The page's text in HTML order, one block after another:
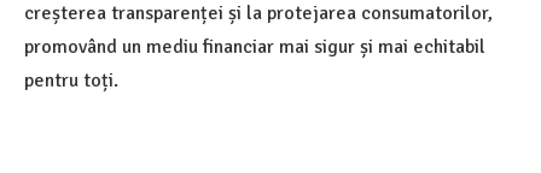
creșterea transparenței și la protejarea consumatorilor,
promovând un mediu financiar mai sigur și mai echitabil
pentru toți.